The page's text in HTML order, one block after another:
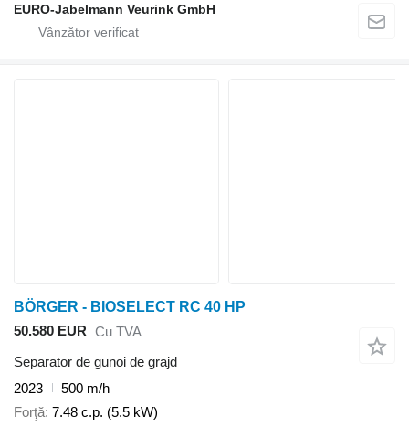
EURO-Jabelmann Veurink GmbH
BÖRGER - BIOSELECT RC 40 HP
50.580 EUR Cu TVA
Separator de gunoi de grajd
2023
500 m/h
Forţă 7.48 c.p. (5.5 kW)